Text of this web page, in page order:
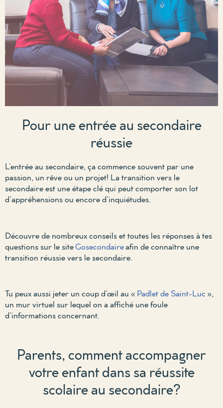
Pour une entrée au secondaire
réussie
L’entrée au secondaire, ça commence souvent par une
passion, un rêve ou un projet! La transition vers le
secondaire est une étape clé qui peut comporter son lot
d’appréhensions ou encore d’inquiétudes.
Découvre de nombreux conseils et toutes les réponses à tes
questions sur le siteGosecondaireafin de connaître une
transition réussie vers le secondaire.
Tu peux aussi jeter un coup d’œil au « Padlet de Saint-Luc »,
un mur virtuel sur lequel on a affiché une foule
d’informations concernant.
Parents, comment accompagner
votre enfant dans sa réussite
scolaire au secondaire?